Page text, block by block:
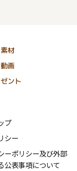
材
画
ント
プ
シー
ーポリシー及び外部
公表事項について